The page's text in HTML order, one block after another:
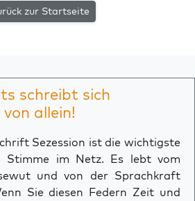
zur Startseite
schreibt sich
von allein!
Sezession ist die wichtigste
Stimme im Netz. Es lebt vom
und von der Sprachkraft
Sie diesen Federn Zeit und